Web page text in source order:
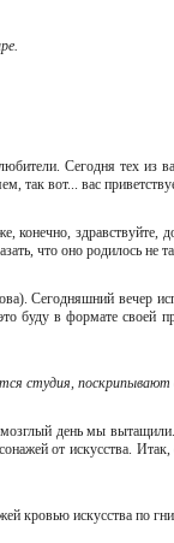
Сегодня тех из
так вот... вас
конечно, здравствуйте,
что оно родилось не
Сегодняшний вечер
буду в формате своей
студия,
день мы
от искусства.
кровью искусства по